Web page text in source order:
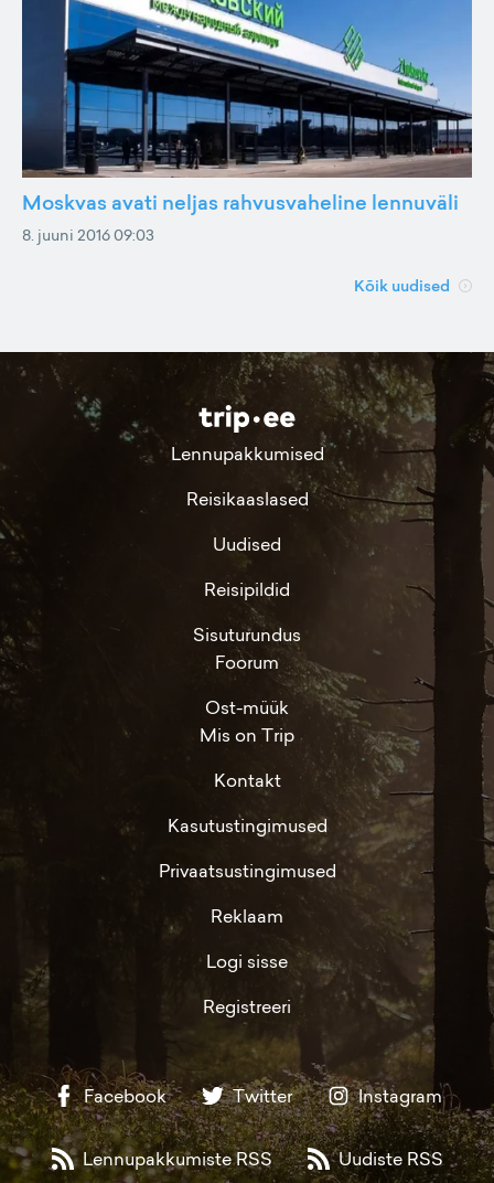
Moskvas avati neljas rahvusvaheline lennuväli
8. juuni 2016 09:03
Kõik uudised
Lennupakkumised
Reisikaaslased
Uudised
Reisipildid
Sisuturundus
Foorum
Ost-müük
Mis on Trip
Kontakt
Kasutustingimused
Privaatsustingimused
Reklaam
Logi sisse
Registreeri
Facebook Twitter Instagram
Lennupakkumiste RSS Uudiste RSS